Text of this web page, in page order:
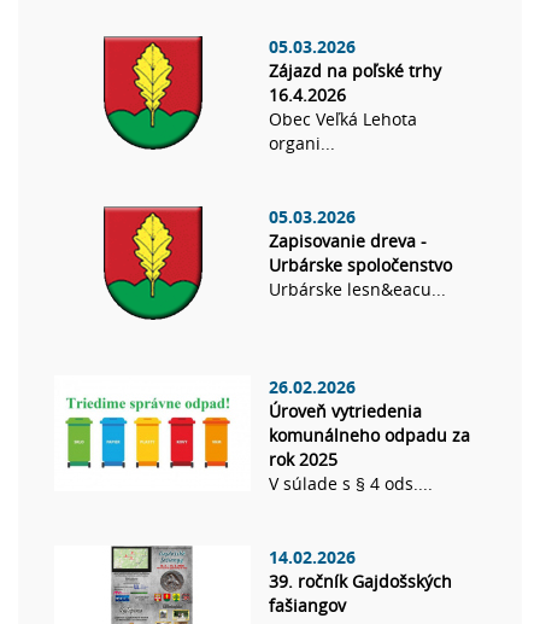
05.03.2026
Zájazd na poľské trhy
16.4.2026
Obec Veľká Lehota
organi...
05.03.2026
Zapisovanie dreva -
Urbárske spoločenstvo
Urbárske lesn&eacu...
26.02.2026
Úroveň vytriedenia
komunálneho odpadu za
rok 2025
V súlade s § 4 ods....
14.02.2026
39. ročník Gajdošských
fašiangov